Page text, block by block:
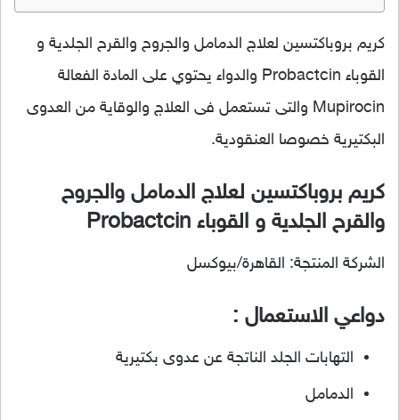
كريم بروباكتسين لعلاج الدمامل والجروح والقرح الجلدية و
القوباء Probactcin والدواء يحتوي على المادة الفعالة
Mupirocin والتى تستعمل فى العلاج والوقاية من العدوى
البكتيرية خصوصا العنقودية.
كريم بروباكتسين لعلاج الدمامل والجروح
والقرح الجلدية و القوباء Probactcin
الشركة المنتجة: القاهرة/بيوكسل
دواعي الاستعمال :
التهابات الجلد الناتجة عن عدوى بكتيرية
الدمامل